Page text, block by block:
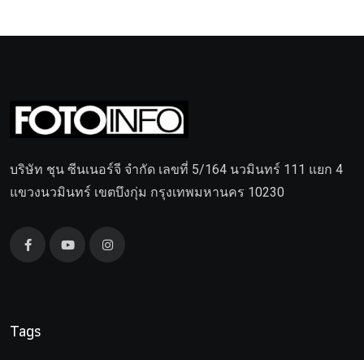
บริษัท ชุน ซีนเนอร์จี จำกัด เลขที่ 5/164 นวมินทร์ 111 แยก 4
แขวงนวมินทร์ เขตบึงกุ่ม กรุงเทพมหานคร 10230
Tags